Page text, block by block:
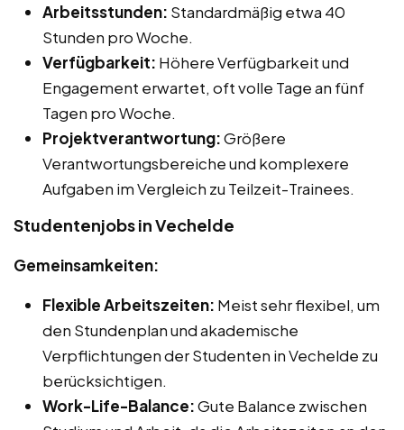
Arbeitsstunden: Standardmäßig etwa 40
Stunden pro Woche.
Verfügbarkeit: Höhere Verfügbarkeit und
Engagement erwartet, oft volle Tage an fünf
Tagen pro Woche.
Projektverantwortung:Größere
Verantwortungsbereiche und komplexere
Aufgaben im Vergleich zu Teilzeit-Trainees.
Studentenjobs in Vechelde
Gemeinsamkeiten:
Flexible Arbeitszeiten: Meist sehr flexibel, um
den Stundenplan und akademische
Verpflichtungen der Studenten in Vechelde zu
berücksichtigen.
Work-Life-Balance:Gute Balance zwischen